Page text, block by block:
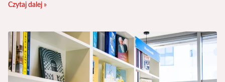
Czytaj dalej »